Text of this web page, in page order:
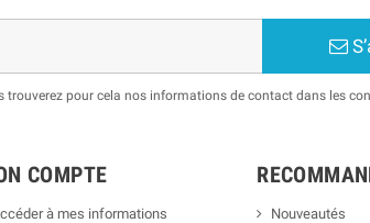
trouverez pour cela nos informations de contact dans les
COMPTE
à mes informations
Nouveautés